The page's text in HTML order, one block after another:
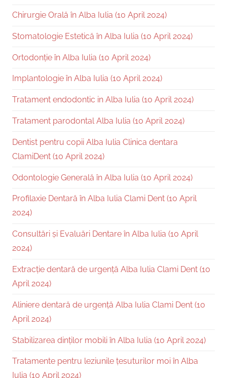
Chirurgie Orală în Alba Iulia (10 April 2024)
Stomatologie Estetică în Alba Iulia (10 April 2024)
Ortodonție în Alba Iulia (10 April 2024)
Implantologie în Alba Iulia (10 April 2024)
Tratament endodontic in Alba Iulia (10 April 2024)
Tratament parodontal Alba Iulia (10 April 2024)
Dentist pentru copii Alba Iulia Clinica dentara
ClamiDent (10 April 2024)
Odontologie Generală în Alba Iulia (10 April 2024)
Profilaxie Dentară în Alba Iulia Clami Dent (10 April
2024)
Consultări și Evaluări Dentare în Alba Iulia (10 April
2024)
Extracție dentară de urgență Alba Iulia Clami Dent (10
April 2024)
Aliniere dentară de urgență Alba Iulia Clami Dent (10
April 2024)
Stabilizarea dinților mobili în Alba Iulia (10 April 2024)
Tratamente pentru leziunile țesuturilor moi în Alba
Iulia (10 April 2024)